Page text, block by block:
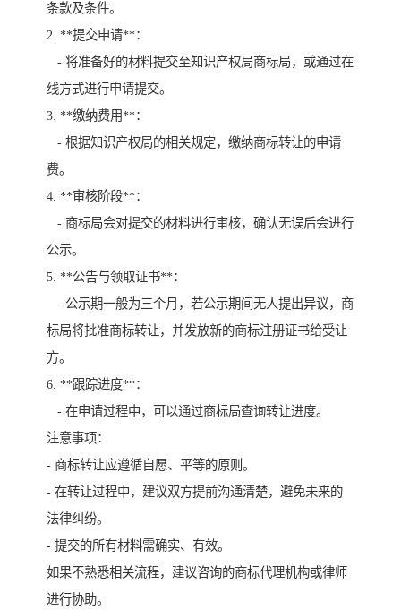
条款及条件。
2. **提交申请**：
- 将准备好的材料提交至知识产权局商标局，或通过在
线方式进行申请提交。
3. **缴纳费用**：
- 根据知识产权局的相关规定，缴纳商标转让的申请
费。
4. **审核阶段**：
- 商标局会对提交的材料进行审核，确认无误后会进行
公示。
5. **公告与领取证书**：
- 公示期一般为三个月，若公示期间无人提出异议，商
标局将批准商标转让，并发放新的商标注册证书给受让
方。
6. **跟踪进度**：
- 在申请过程中，可以通过商标局查询转让进度。
注意事项：
- 商标转让应遵循自愿、平等的原则。
- 在转让过程中，建议双方提前沟通清楚，避免未来的
法律纠纷。
- 提交的所有材料需确实、有效。
如果不熟悉相关流程，建议咨询的商标代理机构或律师
进行协助。